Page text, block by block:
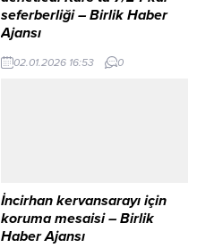
seferberliği – Birlik Haber
Ajansı
KARS – BHA ​Kars genelinde
etkisini artıran kar yağışı ve
sahada inceleyerek birim
müdürlerinden teknik bilgi aldı. ​
Ana Arterler ve Mahallelerde
02.01.2026 16:53 0
İncirhan kervansarayı için
koruma mesaisi – Birlik
Haber Ajansı